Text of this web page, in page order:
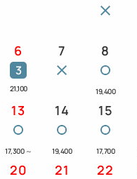
はイメージです。季節
は、本館３階レストラ
の食材を使った和洋
間 17：00～22：00
場について
（西口）に併設してい
6
3
21,100
7 8
19,400
13
17,300 ～
14
19,400
15
17,700
20 21 22